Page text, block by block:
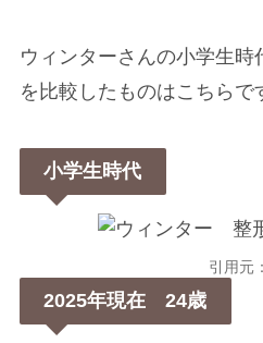
ウィンターさんの小学生時
を比較したものはこちらで
小学生時代
引用元：
2025年現在 24歳